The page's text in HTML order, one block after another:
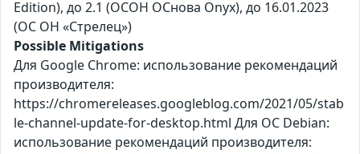
Edition), до 2.1 (ОСОН ОСнова Оnyx), до 16.01.2023
(ОС ОН «Стрелец»)
Possible Mitigations
Для Google Chrome: использование рекомендаций
производителя:
https://chromereleases.googleblog.com/2021/05/stab
le-channel-update-for-desktop.html Для ОС Debian:
использование рекомендаций производителя: